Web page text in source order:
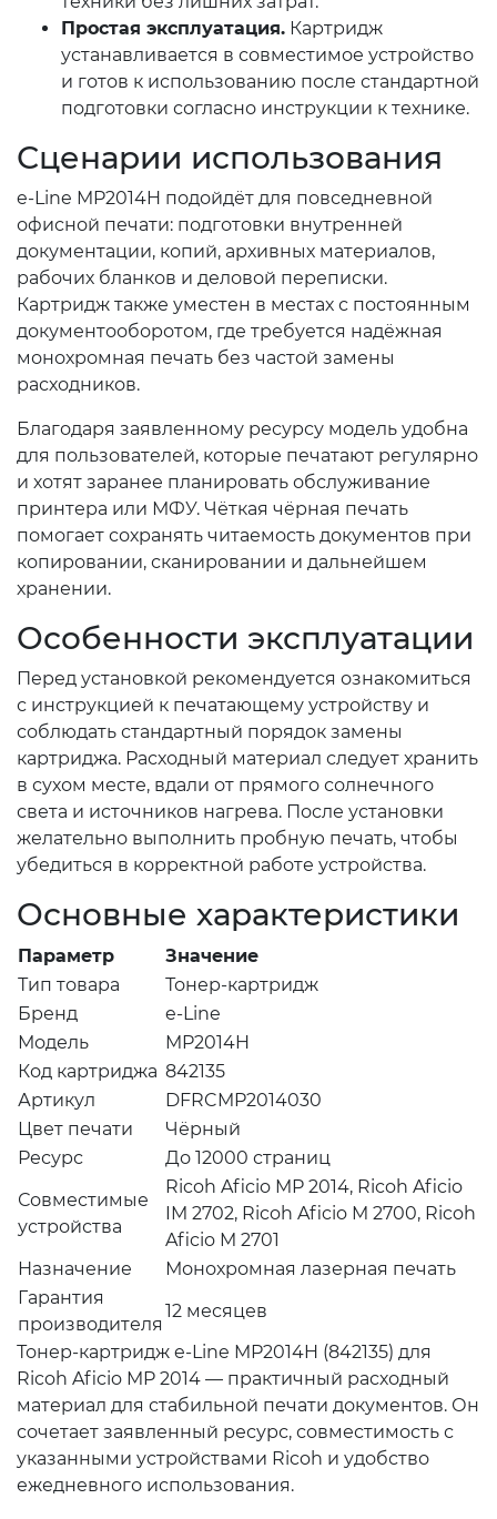
Простая эксплуатация. Картридж
устанавливается в совместимое устройство
и готов к использованию после стандартной
подготовки согласно инструкции к технике.
Сценарии использования
e-Line MP2014H подойдёт для повседневной
офисной печати: подготовки внутренней
документации, копий, архивных материалов,
рабочих бланков и деловой переписки.
Картридж также уместен в местах с постоянным
документооборотом, где требуется надёжная
монохромная печать без частой замены
расходников.
Благодаря заявленному ресурсу модель удобна
для пользователей, которые печатают регулярно
и хотят заранее планировать обслуживание
принтера или МФУ. Чёткая чёрная печать
помогает сохранять читаемость документов при
копировании, сканировании и дальнейшем
хранении.
Особенности эксплуатации
Перед установкой рекомендуется ознакомиться
с инструкцией к печатающему устройству и
соблюдать стандартный порядок замены
картриджа. Расходный материал следует хранить
в сухом месте, вдали от прямого солнечного
света и источников нагрева. После установки
желательно выполнить пробную печать, чтобы
убедиться в корректной работе устройства.
Основные характеристики
Параметр
Значение
Тип товара
Тонер-картридж
Бренд
e-Line
Модель
MP2014H
Код картриджа 842135
Артикул
DFRCMP2014030
Цвет печати
Чёрный
Ресурс
До 12000 страниц
Совместимые
устройства
Ricoh Aficio MP 2014, Ricoh Aficio
IM 2702, Ricoh Aficio M 2700, Ricoh
Aficio M 2701
Назначение
Монохромная лазерная печать
Гарантия
производителя
12 месяцев
Тонер-картридж e-Line MP2014H (842135) для
Ricoh Aficio MP 2014 — практичный расходный
материал для стабильной печати документов. Он
сочетает заявленный ресурс, совместимость с
указанными устройствами Ricoh и удобство
ежедневного использования.